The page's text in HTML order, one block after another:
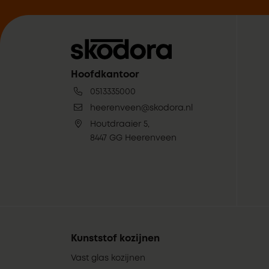
Hoofdkantoor
0513335000
heerenveen@skodora.nl
Houtdraaier 5,
8447 GG Heerenveen
Kunststof kozijnen
Vast glas kozijnen